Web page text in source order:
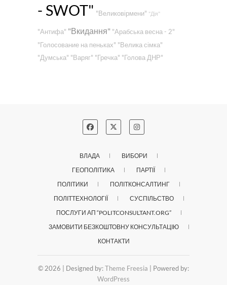
- SWOT" "Великовірмени" "Дія"
"Антифа" "Вкидання" "Арабська весна - 2"
"Голосование на пеньках" "Велика сімка"
"Думська" "Варяг" "Гречка" "Голова ДНР"
ВЛАДА
ВИБОРИ
ГЕОПОЛІТИКА
ПАРТІЇ
ПОЛІТИКИ
ПОЛІТКОНСАЛТИНГ
ПОЛІТТЕХНОЛОГІЇ
СУСПІЛЬСТВО
ПОСЛУГИ АП “POLITCONSULTANT.ORG”
ЗАМОВИТИ БЕЗКОШТОВНУ КОНСУЛЬТАЦІЮ
КОНТАКТИ
© 2026 | Designed by:Theme Freesia | Powered by:
WordPress